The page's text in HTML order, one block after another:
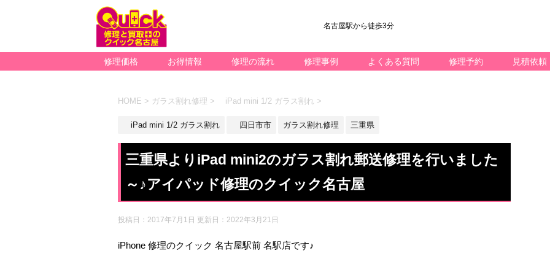
名古屋駅から徒歩3分
修理価格 お得情報 修理の流れ 修理事例 よくある質問 修理予約 見積依頼
HOME > ガラス割れ修理 > iPad mini 1/2 ガラス割れ >
iPad mini 1/2 ガラス割れ 四日市市 ガラス割れ修理 三重県
三重県よりiPad mini2のガラス割れ郵送修理を行いました
～♪アイパッド修理のクイック名古屋
投稿日：2017年7月1日 更新日： 2022年3月21日
iPhone 修理のクイック 名古屋駅前 名駅店です♪